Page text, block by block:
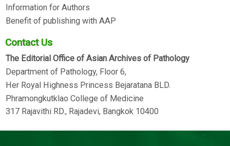
Information for Authors
Benefit of publishing with AAP
Contact Us
The Editorial Office of Asian Archives of Pathology
Department of Pathology, Floor 6,
Her Royal Highness Princess Bejaratana BLD.
Phramongkutklao College of Medicine
317 Rajavithi RD., Rajadevi, Bangkok 10400